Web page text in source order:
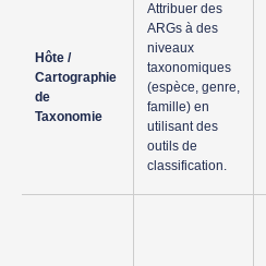
Hôte /
Cartographie
de
Taxonomie
Attribuer des
ARGs à des
niveaux
taxonomiques
(espèce, genre,
famille) en
utilisant des
outils de
classification.